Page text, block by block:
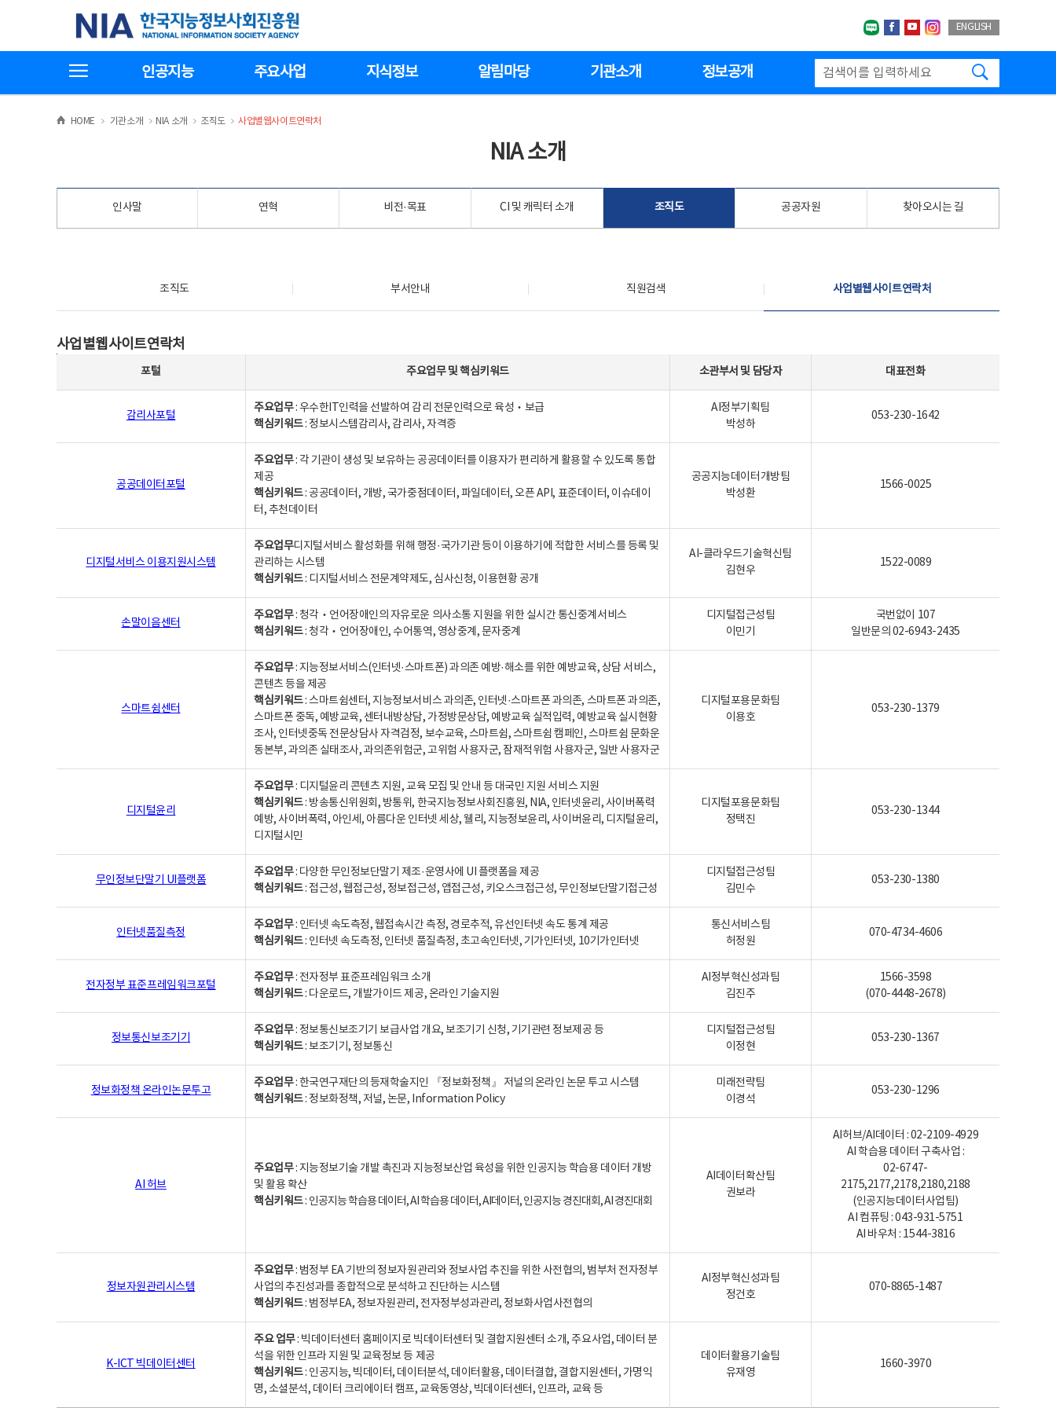
기
한국지능정보사회진흥원
네이버블로그
페이스북
유투브인스타그랩
ENGLISH
인공지능 주요사업 지식정보 알림마당 기관소개 정보공개
HOME >
기관소개 >NIA 소개 >
조직도 >
사업별웹사이트연락처
NIA 소개
인사말 연혁 비전·목표 CI 및 캐릭터 소개 조직도 공공자원 찾아오시는 길
조직도 부서안내 직원검색 사업별웹사이트연락처
사업별웹사이트연락처
포털 주요업무및핵심키워드 소관부서 및 담당자 대표전화
감리사포털
주요업무: 우수한IT인력을 선발하여 감리 전문인력으로 육성‧보급
핵심키워드: 정보시스템감리사, 감리사, 자격증
AI정부기획팀
박성하
053-230-1642
공공데이터포털
주요업무: 각 기관이 생성 및 보유하는 공공데이터를 이용자가 편리하게 활용할 수 있도록 통합
제공
핵심키워드: 공공데이터, 개방, 국가중점데이터, 파일데이터, 오픈 API, 표준데이터, 이슈데이
터, 추천데이터
공공지능데이터개방팀
박성환
1566-0025
디지털서비스 이용지원시스템
주요업무디지털서비스 활성화를 위해 행정·국가기관 등이 이용하기에 적합한 서비스를 등록 및
관리하는 시스템
핵심키워드: 디지털서비스 전문계약제도, 심사신청, 이용현황 공개
AI-클라우드기술혁신팀
김현우
1522-0089
손말이음센터
주요업무: 청각‧언어장애인의 자유로운 의사소통 지원을 위한 실시간 통신중계서비스
핵심키워드: 청각‧언어장애인, 수어통역, 영상중계, 문자중계
디지털접근성팀
이민기
국번없이 107
일반문의 02-6943-2435
스마트쉼센터
주요업무: 지능정보서비스(인터넷·스마트폰) 과의존 예방·해소를 위한 예방교육, 상담 서비스,
콘텐츠 등을 제공
핵심키워드: 스마트쉼센터, 지능정보서비스 과의존, 인터넷·스마트폰 과의존, 스마트폰 과의존,
스마트폰 중독, 예방교육, 센터내방상담, 가정방문상담, 예방교육 실적입력, 예방교육 실시현황
조사, 인터넷중독 전문상담사 자격검정, 보수교육, 스마트쉼, 스마트쉼 캠페인, 스마트쉼 문화운
동본부, 과의존 실태조사, 과의존위험군, 고위험 사용자군, 잠재적위험 사용자군, 일반 사용자군
디지털포용문화팀
이용호
053-230-1379
디지털윤리
주요업무: 디지털윤리 콘텐츠 지원, 교육 모집 및 안내 등 대국민 지원 서비스 지원
핵심키워드: 방송통신위원회, 방통위, 한국지능정보사회진흥원, NIA, 인터넷윤리, 사이버폭력
예방, 사이버폭력, 아인세, 아름다운 인터넷 세상, 웰리, 지능정보윤리, 사이버윤리, 디지털윤리,
디지털시민
디지털포용문화팀
정택진
053-230-1344
무인정보단말기 UI플랫폼
주요업무: 다양한 무인정보단말기 제조·운영사에 UI 플랫폼을 제공
핵심키워드: 접근성, 웹접근성, 정보접근성, 앱접근성, 키오스크접근성, 무인정보단말기접근성
디지털접근성팀
김민수
053-230-1380
인터넷품질측정
주요업무: 인터넷 속도측정, 웹접속시간 측정, 경로추적, 유선인터넷 속도 통계 제공
핵심키워드: 인터넷 속도측정, 인터넷 품질측정, 초고속인터넷, 기가인터넷, 10기가인터넷
통신서비스팀
허정원
070-4734-4606
전자정부 표준프레임워크포털
주요업무: 전자정부 표준프레임워크 소개
핵심키워드: 다운로드, 개발가이드 제공, 온라인 기술지원
AI정부혁신성과팀
김진주
1566-3598
(070-4448-2678)
정보통신보조기기
주요업무: 정보통신보조기기 보급사업 개요, 보조기기 신청, 기기관련 정보제공 등
핵심키워드: 보조기기, 정보통신
디지털접근성팀
이정현
053-230-1367
정보화정책 온라인논문투고
주요업무: 한국연구재단의 등재학술지인 『정보화정책』 저널의 온라인 논문 투고 시스템
핵심키워드: 정보화정책, 저널, 논문, Information Policy
미래전략팀
이경석
053-230-1296
AI 허브
주요업무: 지능정보기술 개발 촉진과 지능정보산업 육성을 위한 인공지능 학습용 데이터 개방
및 활용 확산
핵심키워드: 인공지능 학습용 데이터, AI 학습용 데이터, AI데이터, 인공지능 경진대회, AI 경진대회
AI데이터확산팀
권보라
AI허브/AI데이터 : 02-2109-4929
AI 학습용 데이터 구축사업 :
02-6747-
2175,2177,2178,2180,2188
(인공지능데이터사업팀)
AI 컴퓨팅 : 043-931-5751
AI 바우처 : 1544-3816
정보자원관리시스템
주요업무: 범정부 EA 기반의 정보자원관리와 정보사업 추진을 위한 사전협의, 범부처 전자정부
사업의 추진성과를 종합적으로 분석하고 진단하는 시스템
핵심키워드: 범정부EA, 정보자원관리, 전자정부성과관리, 정보화사업사전협의
AI정부혁신성과팀
정건호
070-8865-1487
K-ICT 빅데이터센터
주요 업무: 빅데이터센터 홈페이지로 빅데이터센터 및 결합지원센터 소개, 주요사업, 데이터 분
석을 위한 인프라 지원 및 교육정보 등 제공
핵심키워드: 인공지능, 빅데이터, 데이터분석, 데이터활용, 데이터결합, 결합지원센터, 가명익
명, 소셜분석, 데이터 크리에이터 캠프, 교육동영상, 빅데이터센터, 인프라, 교육 등
데이터활용기술팀
유재영
1660-3970